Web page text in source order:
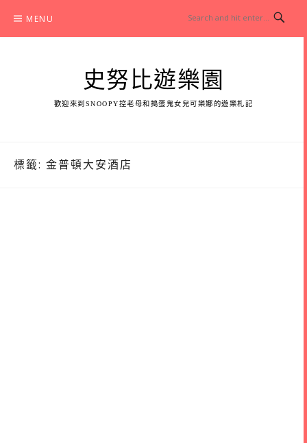
content
MENU
史努比遊樂園
歡迎來到SNOOPY控老母和搗蛋鬼女兒可樂娜的遊樂札記
標籤: 金普頓大安酒店